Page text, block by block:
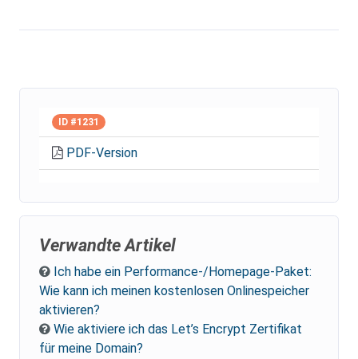
ID #1231
PDF-Version
Verwandte Artikel
Ich habe ein Performance-/Homepage-Paket:
Wie kann ich meinen kostenlosen Onlinespeicher
aktivieren?
Wie aktiviere ich das Let’s Encrypt Zertifikat
für meine Domain?